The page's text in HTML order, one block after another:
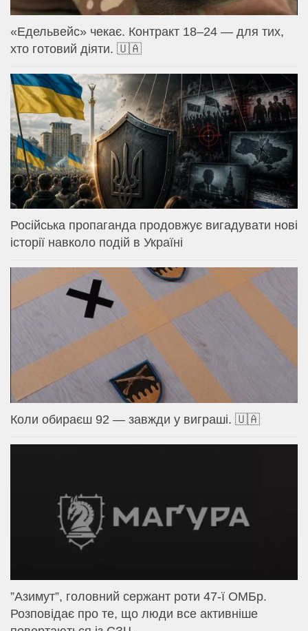
«Едельвейс» чекає. Контракт 18–24 — для тих,
хто готовий діяти. 🇺🇦
Російська пропаганда продовжує вигадувати нові
історії навколо подій в Україні
Коли обираєш 92 — завжди у виграші. 🇺🇦
⁨”Азимут”, головний сержант роти 47-ї ОМБр.
Розповідає про те, що люди все активніше